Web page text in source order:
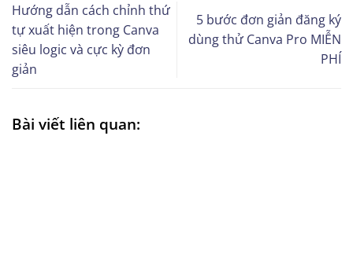
Hướng dẫn cách chỉnh thứ
tự xuất hiện trong Canva
siêu logic và cực kỳ đơn
giản
5 bước đơn giản đăng ký
dùng thử Canva Pro MIỄN
PHÍ
Bài viết liên quan: